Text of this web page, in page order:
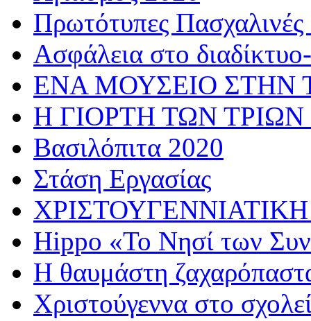
Πρωτότυπες Πασχαλινές
Ασφάλεια στο
ΕΝΑ ΜΟΥΣΕΙΟ ΣΤΗΝ
Η ΓΙΟΡΤΗ ΤΩΝ
Βασιλόπιτα 2020
Στάση Εργασίας
Hippo «Το Νησί των
Η θαυμάστη
Χριστούγεννα στο